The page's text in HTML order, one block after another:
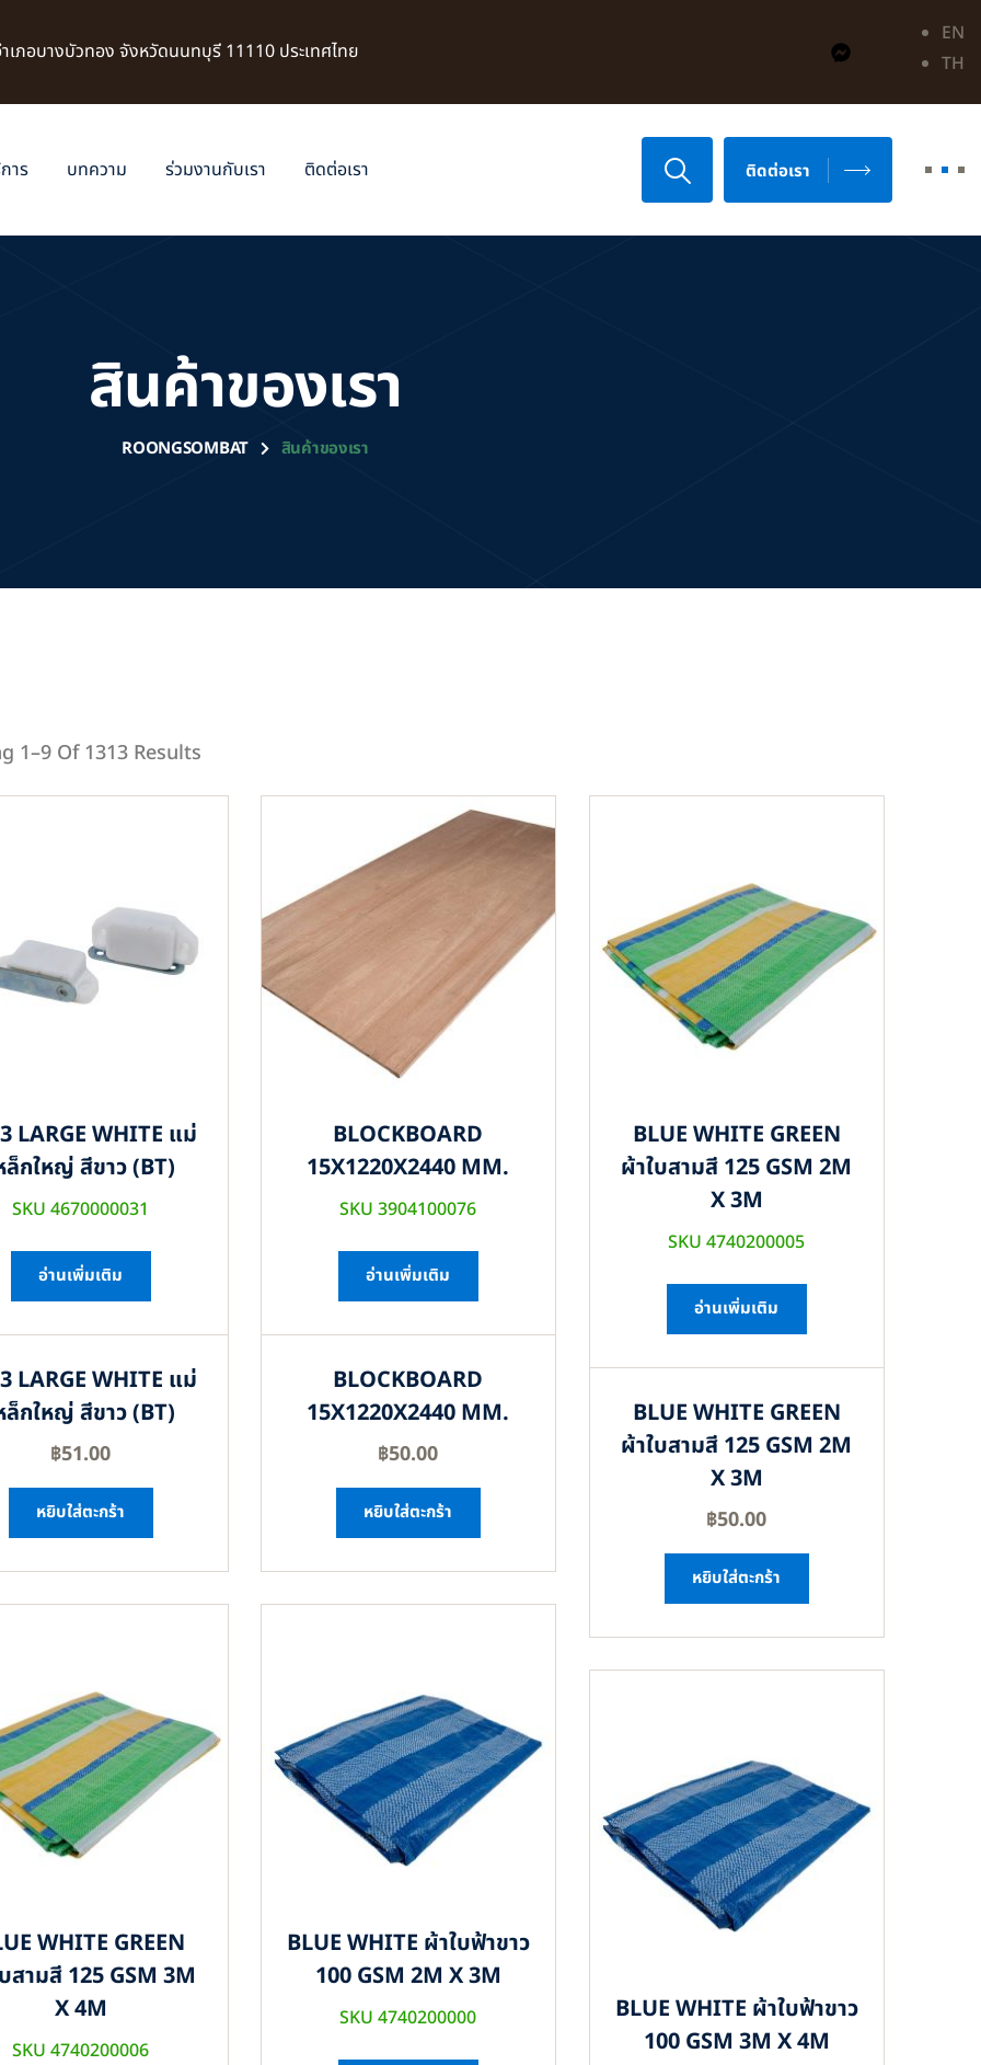
เภอบางบัวทอง จังหวัดนนทบุรี 11110 ประเทศไทย
EN
TH
าร บทความ ร่วมงานกับเรา ติดต่อเรา ติดต่อเรา
สินค้าของเรา
ROONGSOMBAT สินค้าของเรา
1–9 Of 1313 Results
LARGE WHITE แม่
ล็กใหญ่ สีขาว (BT)
SKU 4670000031
อ่านเพิ่มเติม
LARGE WHITE แม่
ล็กใหญ่ สีขาว (BT)
฿51.00
หยิบใส่ตะกร้า
BLOCKBOARD
15X1220X2440 MM.
SKU 3904100076
อ่านเพิ่มเติม
BLOCKBOARD
15X1220X2440 MM.
฿50.00
หยิบใส่ตะกร้า
BLUE WHITE GREEN
ผ้าใบสามสี 125 GSM 2M
X 3M
SKU 4740200005
อ่านเพิ่มเติม
BLUE WHITE GREEN
ผ้าใบสามสี 125 GSM 2M
X 3M
฿50.00
หยิบใส่ตะกร้า
WHITE GREEN
สามสี 125 GSM 3M
X 4M
SKU 4740200006
BLUE WHITE ผ้าใบฟ้าขาว
100 GSM 2M X 3M
SKU 4740200000
BLUE WHITE ผ้าใบฟ้าขาว
100 GSM 3M X 4M